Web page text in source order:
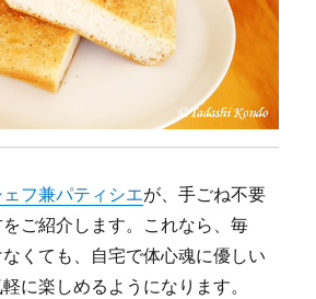
ツ
/
簡
単
べ
α
に
フ兼パティシエが、手ごね不要
ご紹介します。これなら、毎
くても、自宅で体心魂に優しい
に楽しめるようになります。